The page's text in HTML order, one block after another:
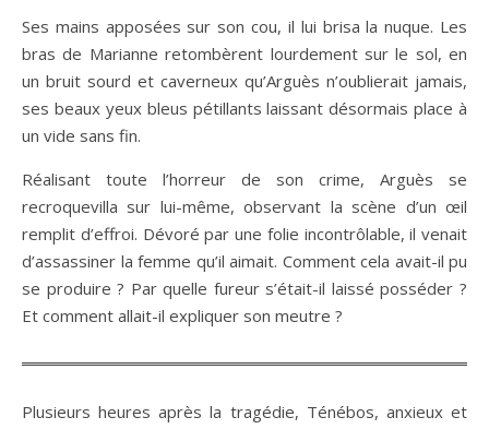
Ses mains apposées sur son cou, il lui brisa la nuque. Les
bras de Marianne retombèrent lourdement sur le sol, en
un bruit sourd et caverneux qu’Arguès n’oublierait jamais,
ses beaux yeux bleus pétillants laissant désormais place à
un vide sans fin.
Réalisant toute l’horreur de son crime, Arguès se
recroquevilla sur lui-même, observant la scène d’un œil
remplit d’effroi. Dévoré par une folie incontrôlable, il venait
d’assassiner la femme qu’il aimait. Comment cela avait-il pu
se produire ? Par quelle fureur s’était-il laissé posséder ?
Et comment allait-il expliquer son meutre ?
Plusieurs heures après la tragédie, Ténébos, anxieux et